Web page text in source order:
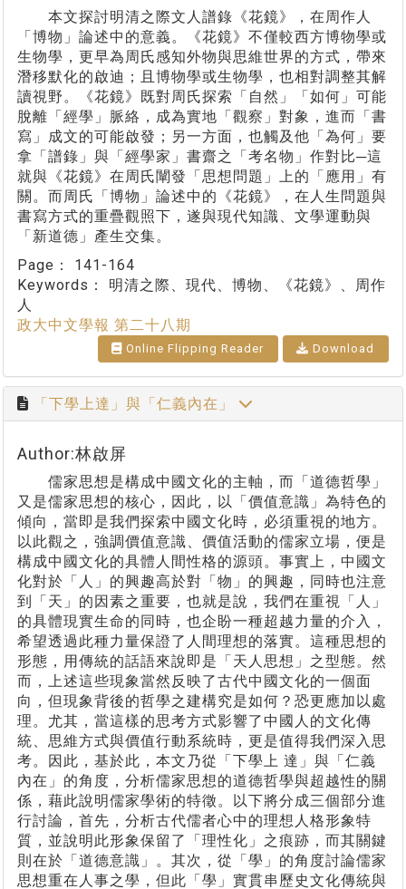
本文探討明清之際文人譜錄《花鏡》，在周作人
「博物」論述中的意義。《花鏡》不僅較西方博物學或
生物學，更早為周氏感知外物與思維世界的方式，帶來
潛移默化的啟迪；且博物學或生物學，也相對調整其解
讀視野。《花鏡》既對周氏探索「自然」「如何」可能
脫離「經學」脈絡，成為實地「觀察」對象，進而「書
寫」成文的可能啟發；另一方面，也觸及他「為何」要
拿「譜錄」與「經學家」書齋之「考名物」作對比─這
就與《花鏡》在周氏闡發「思想問題」上的「應用」有
關。而周氏「博物」論述中的《花鏡》，在人生問題與
書寫方式的重疊觀照下，遂與現代知識、文學運動與
「新道德」產生交集。
Page： 141-164
Keywords： 明清之際、現代、博物、《花鏡》、周作
人
政大中文學報 第二十八期
Online Flipping Reader Download
「下學上達」與「仁義內在」
Author:林啟屏
儒家思想是構成中國文化的主軸，而「道德哲學」
又是儒家思想的核心，因此，以「價值意識」為特色的
傾向，當即是我們探索中國文化時，必須重視的地方。
以此觀之，強調價值意識、價值活動的儒家立場，便是
構成中國文化的具體人間性格的源頭。事實上，中國文
化對於「人」的興趣高於對「物」的興趣，同時也注意
到「天」的因素之重要，也就是說，我們在重視「人」
的具體現實生命的同時，也企盼一種超越力量的介入，
希望透過此種力量保證了人間理想的落實。這種思想的
形態，用傳統的話語來說即是「天人思想」之型態。然
而，上述這些現象當然反映了古代中國文化的一個面
向，但現象背後的哲學之建構究是如何？恐更應加以處
理。尤其，當這樣的思考方式影響了中國人的文化傳
統、思維方式與價值行動系統時，更是值得我們深入思
考。因此，基於此，本文乃從「下學上 達」與「仁義
內在」的角度，分析儒家思想的道德哲學與超越性的關
係，藉此說明儒家學術的特徵。以下將分成三個部分進
行討論，首先，分析古代儒者心中的理想人格形象特
質，並說明此形象保留了「理性化」之痕跡，而其關鍵
則在於「道德意識」。其次，從「學」的角度討論儒家
思想重在人事之學，但此「學」實貫串歷史文化傳統與